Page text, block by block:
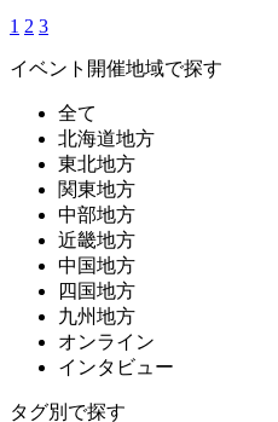
1 2 3
イベント開催地域で探す
全て
北海道地方
東北地方
関東地方
中部地方
近畿地方
中国地方
四国地方
九州地方
オンライン
インタビュー
タグ別で探す